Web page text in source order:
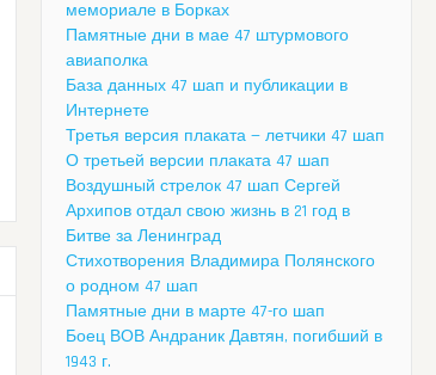
мемориале в Борках
Памятные дни в мае 47 штурмового
авиаполка
База данных 47 шап и публикации в
Интернете
Третья версия плаката — летчики 47 шап
О третьей версии плаката 47 шап
Воздушный стрелок 47 шап Сергей
Архипов отдал свою жизнь в 21 год в
Битве за Ленинград
Стихотворения Владимира Полянского
о родном 47 шап
Памятные дни в марте 47-го шап
Боец ВОВ Андраник Давтян, погибший в
1943 г.